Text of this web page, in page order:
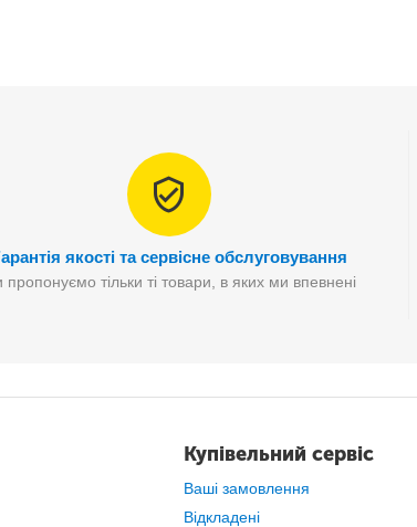
Особливості:
якості та сервісне обслуговування
тільки ті товари, в яких ми впевнені
Купівельний сервіс
Ваші замовлення
Відкладені